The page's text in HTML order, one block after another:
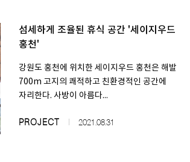
섬세하게 조율된 휴식 공간 '세이지우드
홍천'
강원도 홍천에 위치한 세이지우드 홍천은 해발
700m 고지의 쾌적하고 친환경적인 공간에
자리한다. 사방이 아름다...
PROJECT 2021.08.31